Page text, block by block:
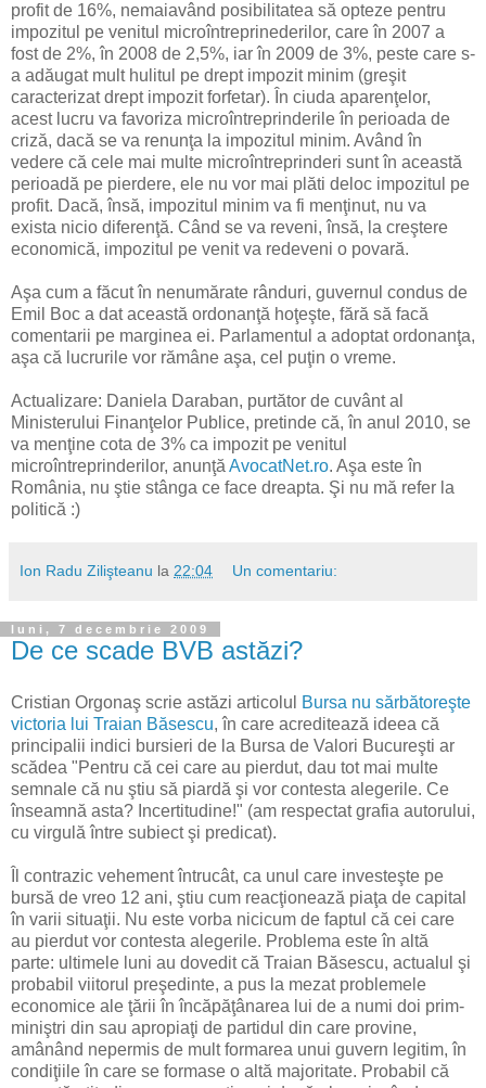
profit de 16%, nemaiavând posibilitatea să opteze pentru
impozitul pe venitul microîntreprinederilor, care în 2007 a
fost de 2%, în 2008 de 2,5%, iar în 2009 de 3%, peste care s-
a adăugat mult hulitul pe drept impozit minim (greşit
caracterizat drept impozit forfetar). În ciuda aparenţelor,
acest lucru va favoriza microîntreprinderile în perioada de
criză, dacă se va renunţa la impozitul minim. Având în
vedere că cele mai multe microîntreprinderi sunt în această
perioadă pe pierdere, ele nu vor mai plăti deloc impozitul pe
profit. Dacă, însă, impozitul minim va fi menţinut, nu va
exista nicio diferenţă. Când se va reveni, însă, la creştere
economică, impozitul pe venit va redeveni o povară.
Aşa cum a făcut în nenumărate rânduri, guvernul condus de
Emil Boc a dat această ordonanţă hoţeşte, fără să facă
comentarii pe marginea ei. Parlamentul a adoptat ordonanţa,
aşa că lucrurile vor rămâne aşa, cel puţin o vreme.
Actualizare: Daniela Daraban, purtător de cuvânt al
Ministerului Finanţelor Publice, pretinde că, în anul 2010, se
va menţine cota de 3% ca impozit pe venitul
microîntreprinderilor, anunţă AvocatNet.ro. Aşa este în
România, nu ştie stânga ce face dreapta. Şi nu mă refer la
politică :)
Ion Radu Zilişteanu la 22:04 Un comentariu:
luni, 7 decembrie 2009
De ce scade BVB astăzi?
Cristian Orgonaş scrie astăzi articolul
Bursa nu sărbătoreşte
victoria lui Traian Băsescu, în care acreditează ideea că
principalii indici bursieri de la Bursa de Valori Bucureşti ar
scădea "Pentru că cei care au pierdut, dau tot mai multe
semnale că nu ştiu să piardă şi vor contesta alegerile. Ce
înseamnă asta? Incertitudine!" (am respectat grafia autorului,
cu virgulă între subiect şi predicat).
Îl contrazic vehement întrucât, ca unul care investeşte pe
bursă de vreo 12 ani, ştiu cum reacţionează piaţa de capital
în varii situaţii. Nu este vorba nicicum de faptul că cei care
au pierdut vor contesta alegerile. Problema este în altă
parte: ultimele luni au dovedit că Traian Băsescu, actualul şi
probabil viitorul preşedinte, a pus la mezat problemele
economice ale ţării în încăpăţânarea lui de a numi doi prim-
miniştri din sau apropiaţi de partidul din care provine,
amânând nepermis de mult formarea unui guvern legitim, în
condiţiile în care se formase o altă majoritate. Probabil că